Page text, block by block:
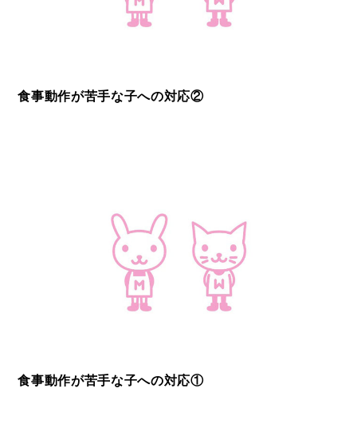
食事動作が苦手な子への対応②
食事動作が苦手な子への対応①